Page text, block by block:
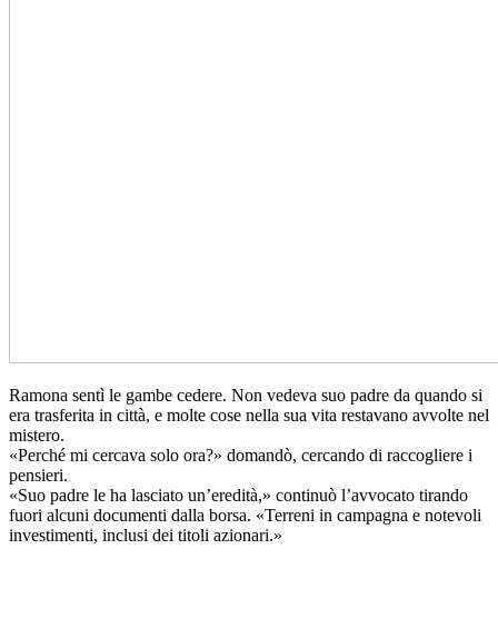
Ramona sentì le gambe cedere. Non vedeva suo padre da quando si
era trasferita in città, e molte cose nella sua vita restavano avvolte nel
mistero.
«Perché mi cercava solo ora?» domandò, cercando di raccogliere i
pensieri.
«Suo padre le ha lasciato un’eredità,» continuò l’avvocato tirando
fuori alcuni documenti dalla borsa. «Terreni in campagna e notevoli
investimenti, inclusi dei titoli azionari.»